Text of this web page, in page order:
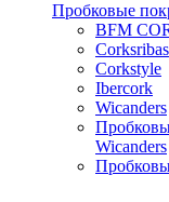
Пробковые
BFM
Corksribas
Corkstyle
Ibercork
Wicanders
Wicanders